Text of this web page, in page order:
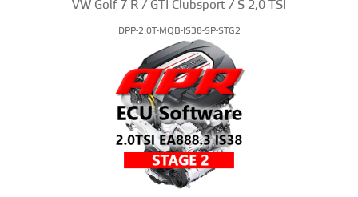
VW Golf 7 R / GTI Clubsport / S 2,0 TSI
DPP-2.0T-MQB-IS38-SP-STG2